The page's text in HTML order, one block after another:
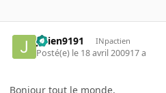
julien9191 INpactien
Posté(e) le 18 avril 200917 a
Bonjour tout le monde,